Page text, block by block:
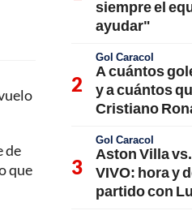
de
que
siempre el
ayudar"
Gol Caracol
A cuántos
y a cuántos
Cristiano
Gol Caracol
Aston Villa
VIVO: hora y
partido con